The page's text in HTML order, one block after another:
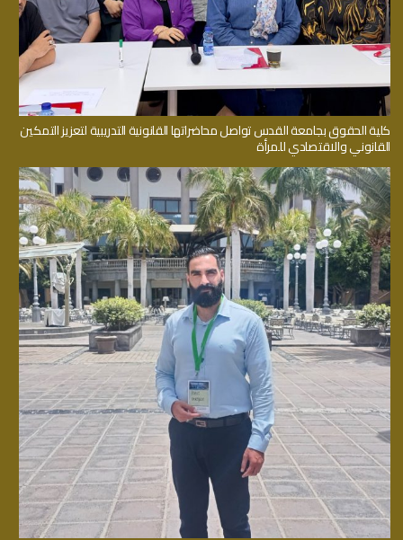
كلية الحقوق بجامعة القدس تواصل محاضراتها القانونية التدريبية لتعزيز التمكين
القانوني والاقتصادي للمرأة